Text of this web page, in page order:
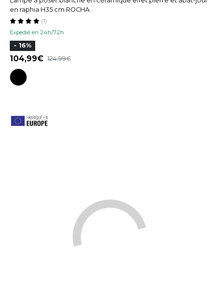
en raphia H35 cm ROCHA
Expedié en 24h/72h
(1)
- 16%
104,99 124,99